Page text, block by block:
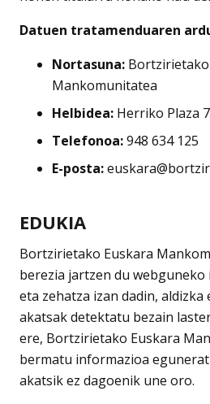
Datuen tratamenduaren
Nortasuna:
Mankomunitatea
Helbidea: Herriko Plaza
Telefonoa:948 634 125
E-posta:
EDUKIA
Bortzirietako Euskara
berezia jartzen du
eta zehatza izan dadin,
akatsak detektatu bezain
ere, Bortzirietako Euskara
bermatu informazioa
akatsik ez dagoenik une oro.